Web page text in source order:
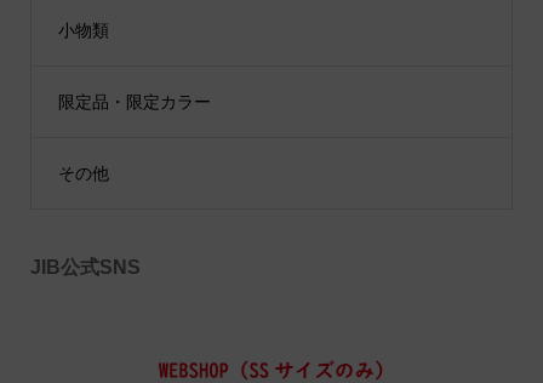
小物類
限定品・限定カラー
その他
JIB公式SNS